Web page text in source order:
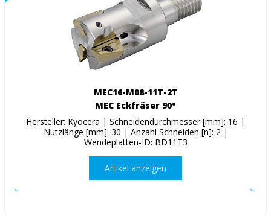
MEC16-M08-11T-2T
MEC Eckfräser 90°
Hersteller: Kyocera | Schneidendurchmesser [mm]: 16 |
Nutzlänge [mm]: 30 | Anzahl Schneiden [n]: 2 |
Wendeplatten-ID: BD11T3
Artikel anzeigen